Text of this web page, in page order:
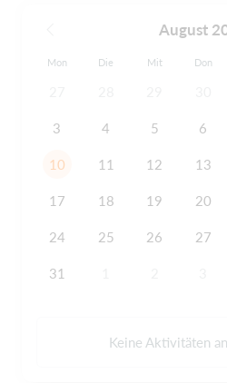
August
Mon Die Mit Don
3 4 5 6
10 11 12 13
17 18 19 20
24 25 26 27
31
Keine Aktivitäten